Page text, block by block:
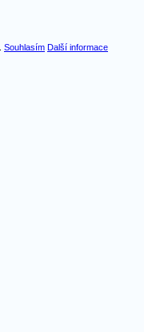
Souhlasím Další informace